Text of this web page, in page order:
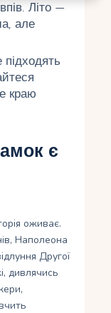
Літо —
але
підходять
краю
є
оживає.
Наполеона
Другої
дивлячись